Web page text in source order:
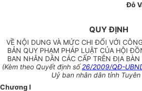
Đỗ
QUY ĐỊNH
VỀ NỘI DUNG VÀ MỨC CHI ĐỐI VỚI
BẢN QUY PHẠM PHÁP LUẬT CỦA HỘI
BAN NHÂN DÂN CÁC CẤP TRÊN ĐỊA
(Kèm theo Quyết định số26/2009/QĐ-
Uỷ ban nhân dân tỉnh
Chương I